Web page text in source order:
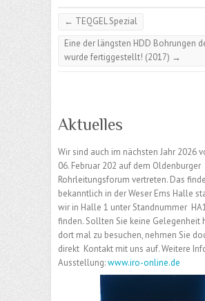
← TEQGEL Spezial
Eine der längsten HDD Bohrungen
wurde fertiggestellt! (2017) →
Aktuelles
Wir sind auch im nächsten Jahr 2026
06. Februar 202 auf dem Oldenburger
Rohrleitungsforum vertreten. Das
bekanntlich in der Weser Ems Halle
wir in Halle 1 unter Standnummer
finden. Sollten Sie keine Gelegenheit
dort mal zu besuchen, nehmen Sie
direkt Kontakt mit uns auf. Weitere
Ausstellung:www.iro-online.de